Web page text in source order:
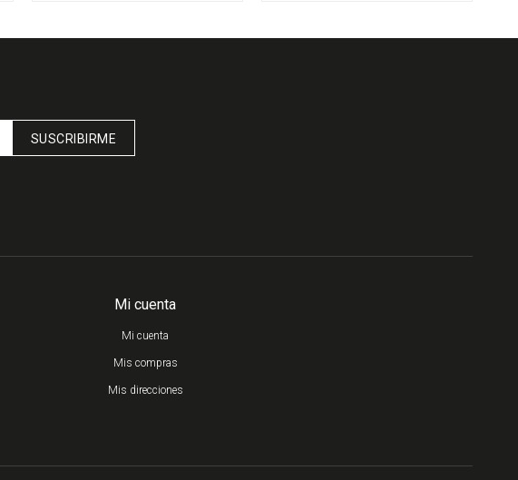
Mi cuenta
Mi cuenta
Mis compras
Mis direcciones
SUSCRIBIRME